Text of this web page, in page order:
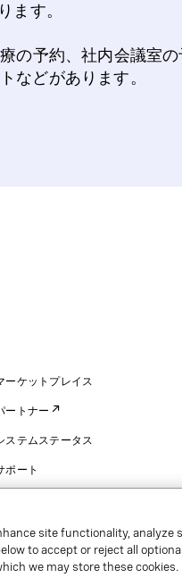
ます。
の予約、社内会議室
などがあります。
ーケットプレイス
ートナー
ステムステータス
ポート
site functionality, analyze
to accept or reject all
we may store these cookies.